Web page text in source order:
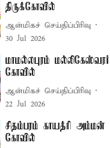
திருக்கோவில்
ஆன்மிகச் செய்திப்பிரிவு
30 Jul 2026
மாமல்லபுரம் மல்லிகேஸ்வரர்
கோவில்
ஆன்மிகச் செய்திப்பிரிவு
22 Jul 2026
சிதம்பரம் காயத்ரி அம்மன்
கோவில்